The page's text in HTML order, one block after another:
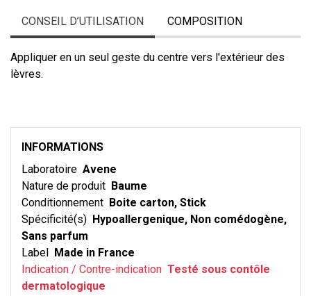
CONSEIL D’UTILISATION COMPOSITION
Appliquer en un seul geste du centre vers l'extérieur des
lèvres.
INFORMATIONS
Laboratoire Avene
Nature de produit Baume
Conditionnement Boite carton, Stick
Spécificité(s) Hypoallergenique, Non comédogène,
Sans parfum
Label
Made in France
Indication / Contre-indication Testé sous contôle
dermatologique